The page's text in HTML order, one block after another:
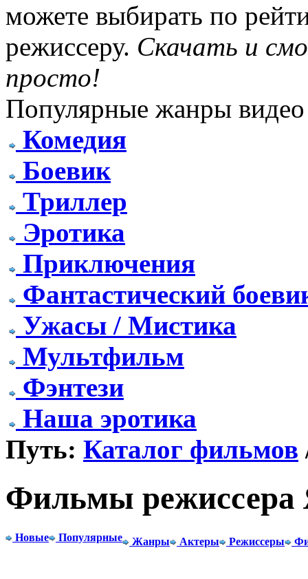
можете выбирать по
режиссеру. Скачать и
просто!
Популярные жанры видео
Комедия
Боевик
Триллер
Эротика
Приключения
Фантастический
Ужасы / Мистика
Мультфильм
Фэнтези
Наша эротика
Путь: Каталог фильмов
Фильмы режиссера
Новые Популярные Жанры Актеры Режиссеры